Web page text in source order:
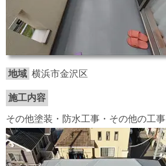
地域 横浜市金沢区
施工内容
その他塗装・防水工事・その他の工事